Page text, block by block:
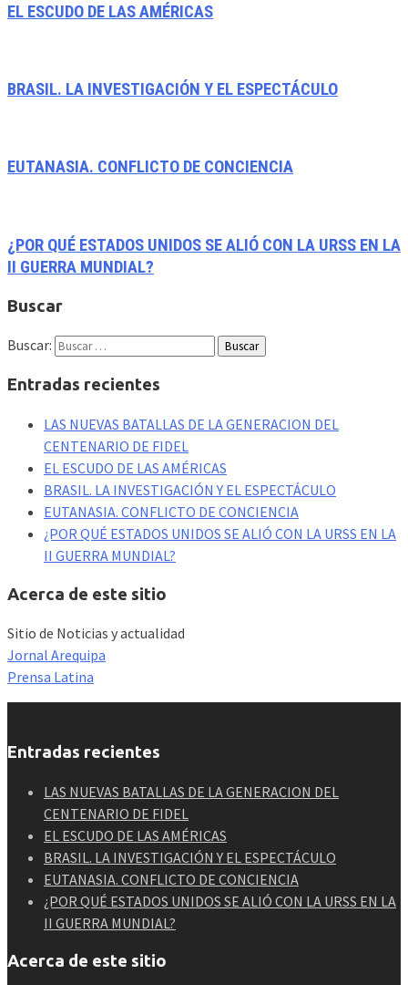
EL ESCUDO DE LAS AMÉRICAS
BRASIL. LA INVESTIGACIÓN Y EL ESPECTÁCULO
EUTANASIA. CONFLICTO DE CONCIENCIA
¿POR QUÉ ESTADOS UNIDOS SE ALIÓ CON LA URSS EN LA
II GUERRA MUNDIAL?
Buscar
Buscar:
Entradas recientes
LAS NUEVAS BATALLAS DE LA GENERACION DEL
CENTENARIO DE FIDEL
EL ESCUDO DE LAS AMÉRICAS
BRASIL. LA INVESTIGACIÓN Y EL ESPECTÁCULO
EUTANASIA. CONFLICTO DE CONCIENCIA
¿POR QUÉ ESTADOS UNIDOS SE ALIÓ CON LA URSS EN LA
II GUERRA MUNDIAL?
Acerca de este sitio
Sitio de Noticias y actualidad
Jornal Arequipa
Prensa Latina
Entradas recientes
LAS NUEVAS BATALLAS DE LA GENERACION DEL
CENTENARIO DE FIDEL
EL ESCUDO DE LAS AMÉRICAS
BRASIL. LA INVESTIGACIÓN Y EL ESPECTÁCULO
EUTANASIA. CONFLICTO DE CONCIENCIA
¿POR QUÉ ESTADOS UNIDOS SE ALIÓ CON LA URSS EN LA
II GUERRA MUNDIAL?
Acerca de este sitio